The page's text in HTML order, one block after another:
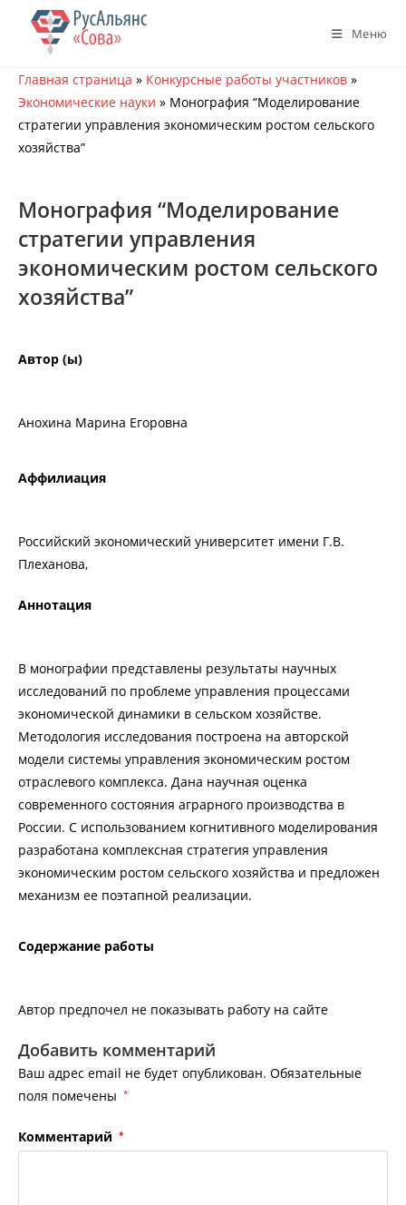
Перейти
содержимому
Меню
Главная страница » Конкурсные работы участников »
Экономические науки » Монография “Моделирование
стратегии управления экономическим ростом сельского
хозяйства”
Монография “Моделирование
стратегии управления
экономическим ростом сельского
хозяйства”
Автор (ы)
Анохина Марина Егоровна
Аффилиация
Российский экономический университет имени Г.В.
Плеханова,
Аннотация
В монографии представлены результаты научных
исследований по проблеме управления процессами
экономической динамики в сельском хозяйстве.
Методология исследования построена на авторской
модели системы управления экономическим ростом
отраслевого комплекса. Дана научная оценка
современного состояния аграрного производства в
России. С использованием когнитивного моделирования
разработана комплексная стратегия управления
экономическим ростом сельского хозяйства и предложен
механизм ее поэтапной реализации.
Содержание работы
Автор предпочел не показывать работу на сайте
Добавить комментарий
Ваш адрес email не будет опубликован. Обязательные
поля помечены *
Комментарий *